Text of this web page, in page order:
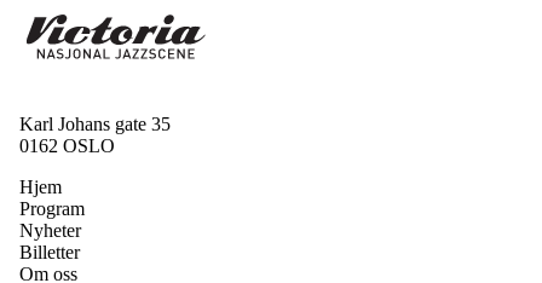
Karl Johans gate 35
0162 OSLO
Hjem
Program
Nyheter
Billetter
Om oss